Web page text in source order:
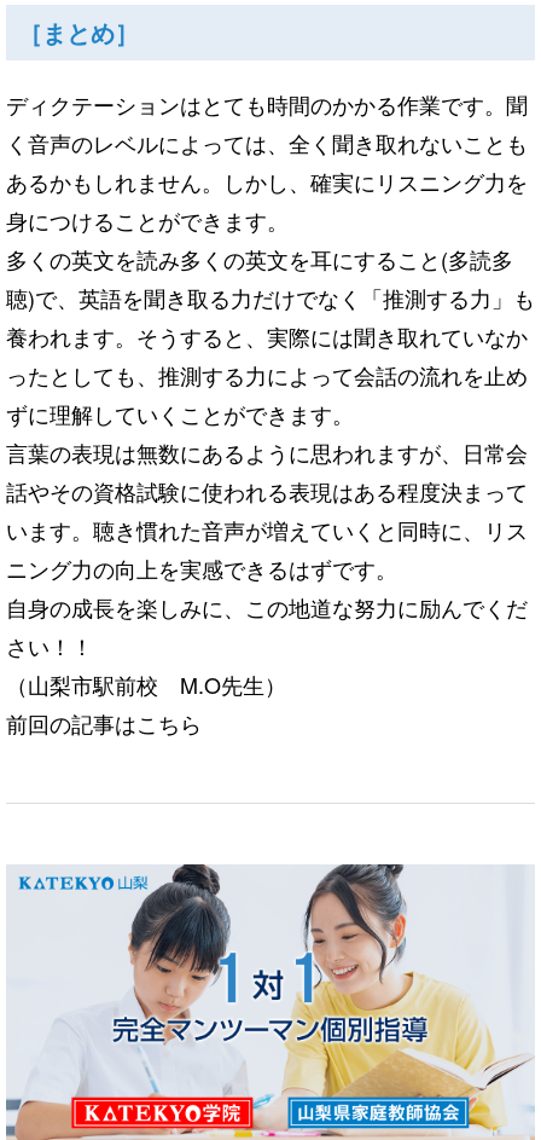
［まとめ］
ディクテーションはとても時間のかかる作業です。 聞
く音声のレベルによっては、 全く聞き取れないことも
あるかもしれません。しかし、 確実にリスニング力を
身につけることができます。
多くの英文を読み多くの英文を耳にすること(多読多
聴)で、 英語を聞き取る力だけでなく「推測する力」も
養われます。 そうすると、実際には聞き取れていなか
ったとしても、 推測する力によって会話の流れを止め
ずに理解していくことができ ます。
言葉の表現は無数にあるように思われますが、 日常会
話やその資格試験に使われる表現はある程度決まって
います。聴き慣れた音声が増えていくと同時に、
リス
ニング力の向上を実感できるはずです。
自身の成長を楽しみに、この地道な努力に励んでくだ
さい！！
（山梨市駅前校 M.O先生）
前回の記事はこちら